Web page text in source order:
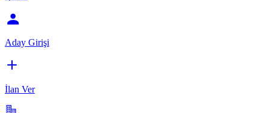
Aday Girişi
İlan Ver